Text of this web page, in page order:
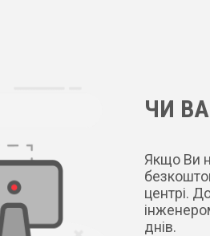
ЧИ
Якщо Ви
центрі.
днів.